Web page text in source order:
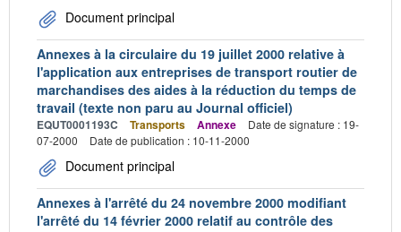
Document principal
Annexes à la circulaire du 19 juillet 2000 relative à
l'application aux entreprises de transport routier de
marchandises des aides à la réduction du temps de
travail (texte non paru au Journal officiel)
EQUT0001193C Transports Annexe
Date de signature : 19-
07-2000
Date de publication : 10-11-2000
Document principal
Annexes à l'arrêté du 24 novembre 2000 modifiant
l'arrêté du 14 février 2000 relatif au contrôle des